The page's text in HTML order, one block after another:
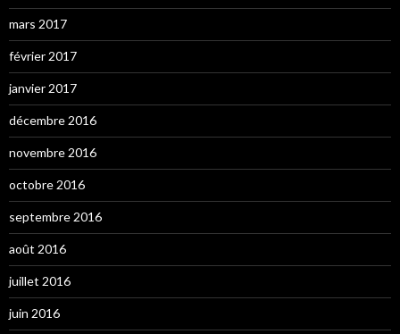
mars 2017
février 2017
janvier 2017
décembre 2016
novembre 2016
octobre 2016
septembre 2016
août 2016
juillet 2016
juin 2016